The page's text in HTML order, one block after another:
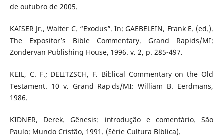
de outubro de 2005.
KAISER Jr., Walter C. “Exodus”. In: GAEBELEIN, Frank E. (ed.).
The Expositor’s Bible Commentary. Grand Rapids/MI:
Zondervan Publishing House, 1996. v. 2, p. 285-497.
KEIL, C. F.; DELITZSCH, F. Biblical Commentary on the Old
Testament. 10 v. Grand Rapids/MI: William B. Eerdmans,
1986.
KIDNER, Derek. Gênesis: introdução e comentário. São
Paulo: Mundo Cristão, 1991. (Série Cultura Bíblica).